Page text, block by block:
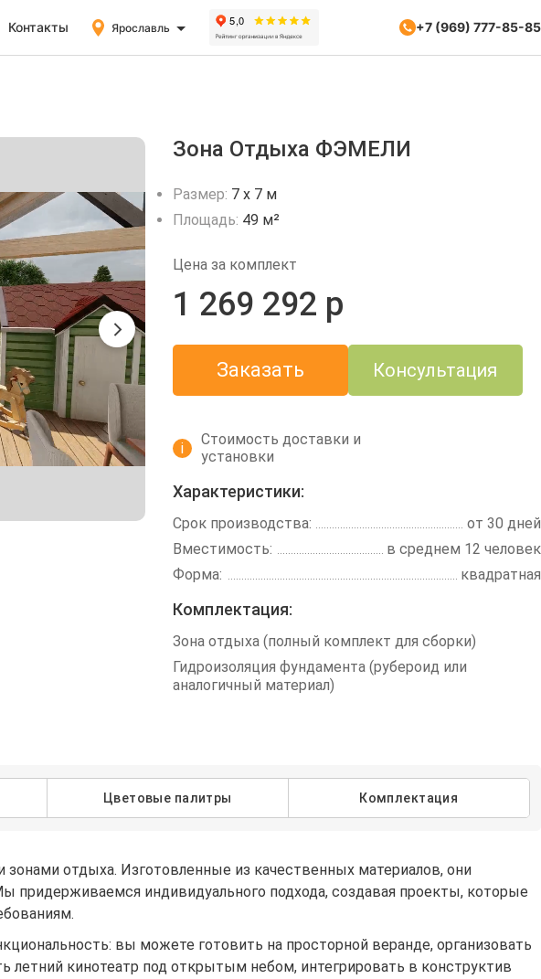
Контакты Ярославль +7 (969) 777-85-85
Зона Отдыха ФЭМЕЛИ
Размер: 7 х 7 м
Площадь: 49 м²
Цена за комплект
1 269 292 р
Заказать Консультация
i
Стоимость доставки и
установки
Характеристики:
Срок производства:
от 30 дней
Вместимость:
в среднем 12 человек
Форма:
квадратная
Комплектация:
Зона отдыха (полный комплект для сборки)
Гидроизоляция фундамента (рубероид или
аналогичный материал)
Цветовые палитры Комплектация
отдыха. Изготовленные из качественных материалов, они
придерживаемся индивидуального подхода, создавая проекты, которые
вы можете готовить на просторной веранде, организовать
летний кинотеатр под открытым небом, интегрировать в конструктив